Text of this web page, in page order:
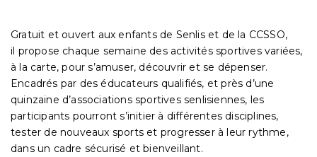
Gratuit et ouvert aux enfants de Senlis et de la CCSSO,
il propose chaque semaine des activités sportives variées,
à la carte, pour s’amuser, découvrir et se dépenser.
Encadrés par des éducateurs qualifiés, et près d’une
quinzaine d’associations sportives senlisiennes, les
participants pourront s’initier à différentes disciplines,
tester de nouveaux sports et progresser à leur rythme,
dans un cadre sécurisé et bienveillant.